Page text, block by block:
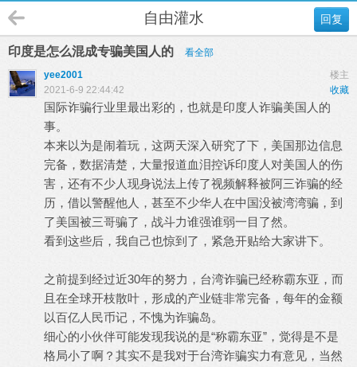
回复
自由灌水
印度是怎么混成专骗美国人的
看全部
楼主
yee2001
收藏
2021-6-9 22:44:42
国际诈骗行业里最出彩的，也就是印度人诈骗美国人的
事。
本来以为是闹着玩，这两天深入研究了下，美国那边信息
完备，数据清楚，大量报道血泪控诉印度人对美国人的伤
害，还有不少人现身说法上传了视频解释被阿三诈骗的经
历，借以警醒他人，甚至不少华人在中国没被湾湾骗，到
了美国被三哥骗了，战斗力谁强谁弱一目了然。
看到这些后，我自己也惊到了，紧急开贴给大家讲下。
之前提到经过近30年的努力，台湾诈骗已经称霸东亚，而
且在全球开枝散叶，形成的产业链非常完备，每年的金额
以百亿人民币记，不愧为诈骗岛。
细心的小伙伴可能发现我说的是“称霸东亚”，觉得是不是
格局小了啊？其实不是我对于台湾诈骗实力有意见，当然